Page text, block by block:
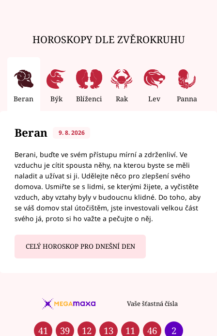
HOROSKOPY DLE ZVĚROKRUHU
Beran Býk Blíženci Rak Lev Panna
Beran 9. 8. 2026
Berani, buďte ve svém přístupu mírní a zdrženliví. Ve
vzduchu je cítit spousta něhy, na kterou byste se měli
naladit a užívat si ji. Udělejte něco pro zlepšení svého
domova. Usmiřte se s lidmi, se kterými žijete, a vyčistěte
vzduch, aby vztahy byly v budoucnu klidné. Do toho, aby
se váš domov stal útočištěm, jste investovali velkou část
svého já, proto si ho važte a pečujte o něj.
CELÝ HOROSKOP PRO DNEŠNÍ DEN
Vaše šťastná čísla
41 39 12 13 11 46 2